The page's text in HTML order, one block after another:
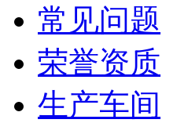
常见问题
荣誉资质
生产车间